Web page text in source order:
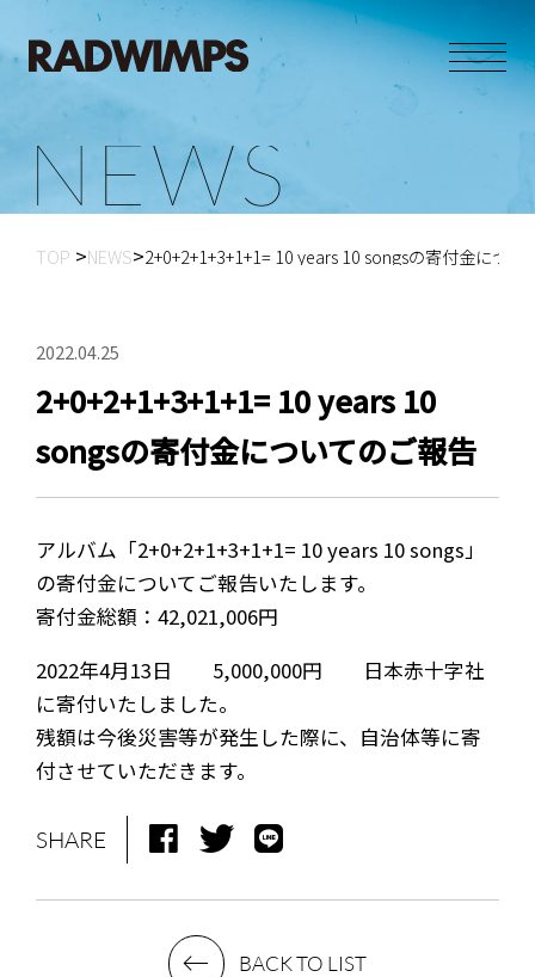
N E WS
TOP NEWS 2+0+2+1+3+1+1= 10 years 10 songsの寄付金につい
2022.04.25
2+0+2+1+3+1+1= 10 years 10
songsの寄付金についてのご報告
アルバム「2+0+2+1+3+1+1= 10 years 10 songs」
の寄付金についてご報告いたします。
寄付金総額：42,021,006円
2022年4月13日 5,000,000円 日本赤十字社
に寄付いたしました。
残額は今後災害等が発生した際に、自治体等に寄
付させていただきます。
SHARE
BACK TO LIST